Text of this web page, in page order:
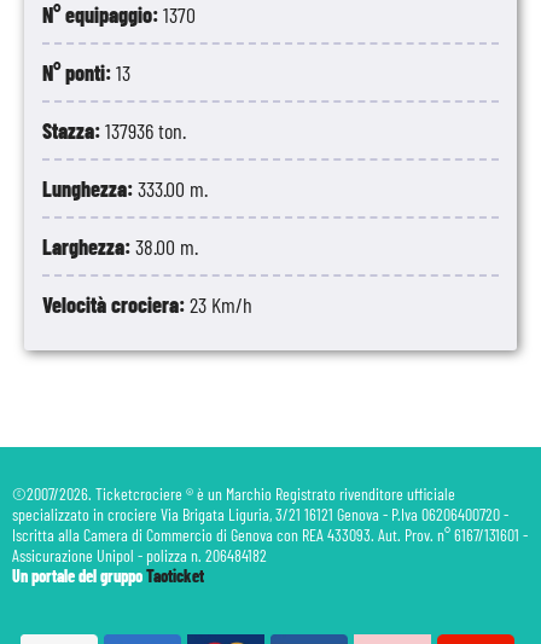
N° equipaggio:1370
N° ponti:13
Stazza:137936 ton.
Lunghezza:333.00 m.
Larghezza:38.00 m.
Velocità crociera:23 Km/h
©2007/2026. Ticketcrociere ® è un Marchio Registrato rivenditore ufficiale
specializzato in crociere Via Brigata Liguria, 3/21 16121 Genova - P.Iva 06206400720 -
Iscritta alla Camera di Commercio di Genova con REA 433093. Aut. Prov. n° 6167/131601 -
Assicurazione Unipol - polizza n. 206484182
Un portale del gruppoTaoticket